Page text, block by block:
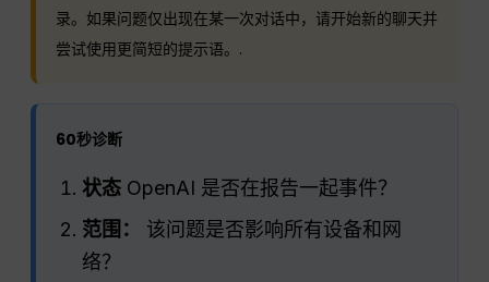
录。如果问题仅出现在某一次对话中，请开始新的聊天并
尝试使用更简短的提示语。.
60秒诊断
状态 OpenAI 是否在报告一起事件？
范围：
该问题是否影响所有设备和网
络？